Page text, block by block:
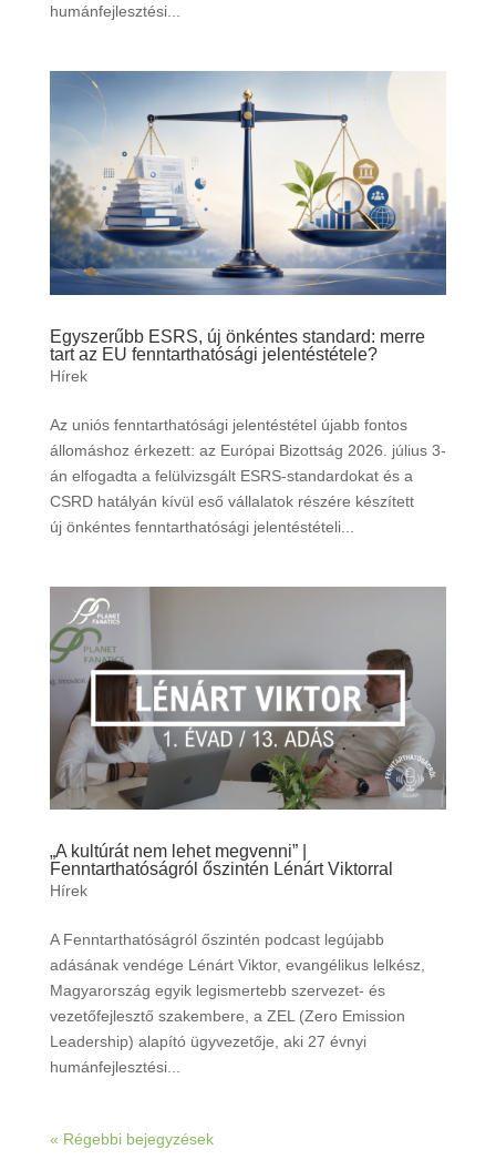
humánfejlesztési...
Egyszerűbb ESRS, új önkéntes standard: merre
tart az EU fenntarthatósági jelentéstétele?
Hírek
Az uniós fenntarthatósági jelentéstétel újabb fontos
állomáshoz érkezett: az Európai Bizottság 2026. július 3-
án elfogadta a felülvizsgált ESRS-standardokat és a
CSRD hatályán kívül eső vállalatok részére készített
új önkéntes fenntarthatósági jelentéstételi...
„A kultúrát nem lehet megvenni” |
Fenntarthatóságról őszintén Lénárt Viktorral
Hírek
A Fenntarthatóságról őszintén podcast legújabb
adásának vendége Lénárt Viktor, evangélikus lelkész,
Magyarország egyik legismertebb szervezet- és
vezetőfejlesztő szakembere, a ZEL (Zero Emission
Leadership) alapító ügyvezetője, aki 27 évnyi
humánfejlesztési...
« Régebbi bejegyzések